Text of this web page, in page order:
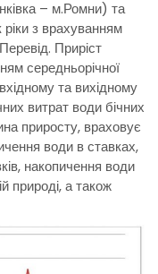
– м.Ромни) та
з врахуванням
Приріст
середньорічної
та вихідному
витрат води бічних
приросту, враховує
води в ставках,
накопичення води
природі, а також